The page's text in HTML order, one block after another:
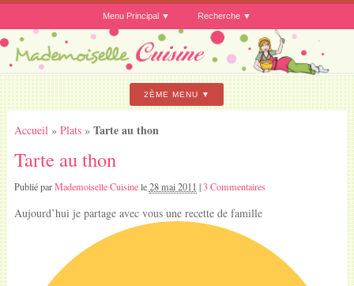
Menu Principal Recherche
2ÈME MENU
Accueil » Plats» Tarte au thon
Tarte au thon
Publié parMademoiselle Cuisinele28 mai 2011 |3 Commentaires
Aujourd’hui je partage avec vous une recette de famille